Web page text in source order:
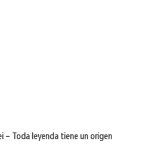
– Toda leyenda tiene un origen